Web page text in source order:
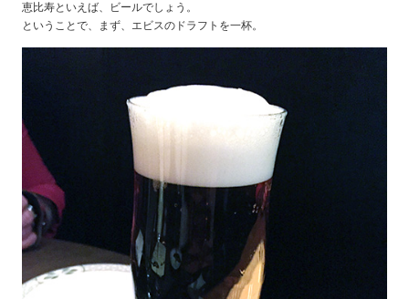
恵比寿といえば、ビールでしょう。
ということで、まず、エビスのドラフトを一杯。